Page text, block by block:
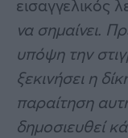
εισαγγελικός
να σημαίνει.
υπόψη την
ξεκινήσει η
παραίτηση
δημοσιευθεί